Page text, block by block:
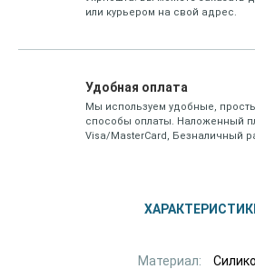
или курьером на свой адрес.
Удобная оплата
Мы используем удобные,
способы оплаты. Наложенный
Visa/MasterCard, Безналичный
Материал: